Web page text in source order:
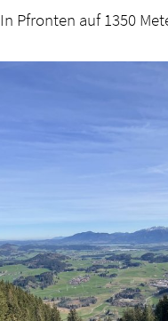
In Pfronten auf 1350